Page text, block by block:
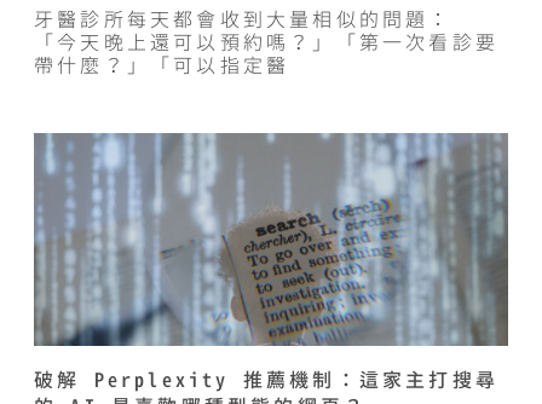
牙醫診所每天都會收到大量相似的問題：
「今天晚上還可以預約嗎？」「第一次看診要
帶什麼？」「可以指定醫
破解 Perplexity 推薦機制：這家主打搜尋